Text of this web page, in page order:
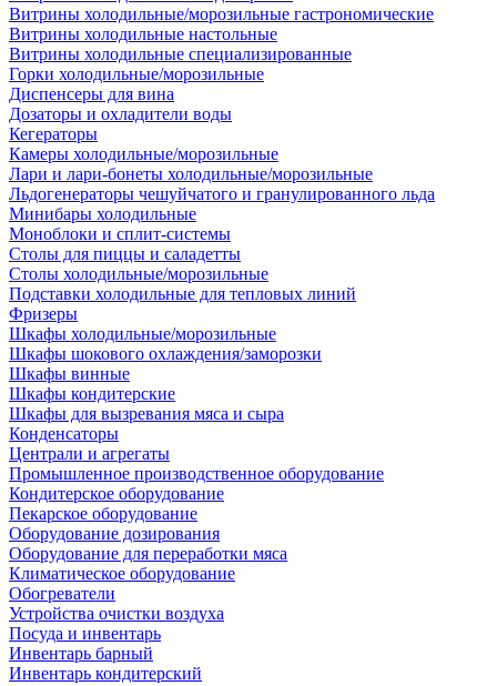
Витрины холодильные/морозильные гастрономические
Витрины холодильные настольные
Витрины холодильные специализированные
Горки холодильные/морозильные
Диспенсеры для вина
Дозаторы и охладители воды
Кегераторы
Камеры холодильные/морозильные
Лари и лари-бонеты холодильные/морозильные
Льдогенераторы чешуйчатого и гранулированного льда
Минибары холодильные
Моноблоки и сплит-системы
Столы для пиццы и саладетты
Столы холодильные/морозильные
Подставки холодильные для тепловых линий
Фризеры
Шкафы холодильные/морозильные
Шкафы шокового охлаждения/заморозки
Шкафы винные
Шкафы кондитерские
Шкафы для вызревания мяса и сыра
Конденсаторы
Централи и агрегаты
Промышленное производственное оборудование
Кондитерское оборудование
Пекарское оборудование
Оборудование дозирования
Оборудование для переработки мяса
Климатическое оборудование
Обогреватели
Устройства очистки воздуха
Посуда и инвентарь
Инвентарь барный
Инвентарь кондитерский